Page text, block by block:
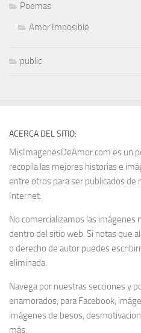
Poemas
Amor Imposible
public
ACERCA DEL SITIO:
MisImagenesDeAmor.com es un
recopila las mejores historias e
entre otros para ser publicados
Internet.
No comercializamos las imágenes
dentro del sitio web. Si notas que
o derecho de autor puedes
eliminada.
Navega por nuestras secciones y
enamorados, para Facebook,
imágenes de besos,
más.